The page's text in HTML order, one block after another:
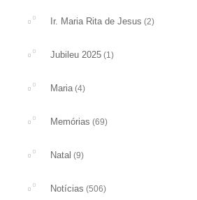
Ir. Maria Rita de Jesus (2)
Jubileu 2025 (1)
Maria(4)
Memórias (69)
Natal (9)
Notícias (506)